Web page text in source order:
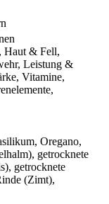
Haut & Fell,
Leistung &
Vitamine,
Oregano,
getrocknete
getrocknete
(Zimt),